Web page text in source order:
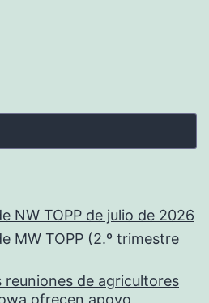
NW TOPP de julio de 2026
MW TOPP (2.º trimestre
reuniones de agricultores